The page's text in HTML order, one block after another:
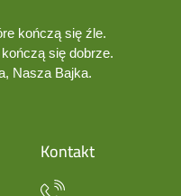
kończą się źle.
się dobrze.
Nasza Bajka.
Kontakt